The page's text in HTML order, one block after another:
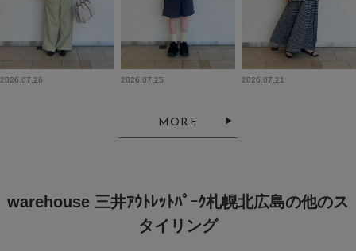
2026.07.26 2026.07.25 2026.07.21
MORE
warehouse 三井ｱｳﾄﾚｯﾄﾊﾟｰｸ札幌北広島の他のス
タイリング